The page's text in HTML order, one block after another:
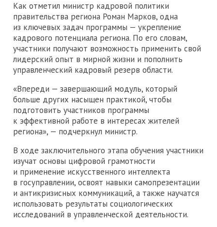
Как отметил министр кадровой политики
правительства региона Роман Марков, одна
из ключевых задач программы — укрепление
кадрового потенциала региона. По его словам,
участники получают возможность применить свой
лидерский опыт в мирной жизни и пополнить
управленческий кадровый резерв области.
«Впереди — завершающий модуль, который
больше других насыщен практикой, чтобы
подготовить участников программы
к эффективной работе в интересах жителей
региона», — подчеркнул министр.
В ходе заключительного этапа обучения участники
изучат основы цифровой грамотности
и применение искусственного интеллекта
в госуправлении, освоят навыки самопрезентации
и антикризисных коммуникаций, а также научатся
использовать результаты социологических
исследований в управленческой деятельности.